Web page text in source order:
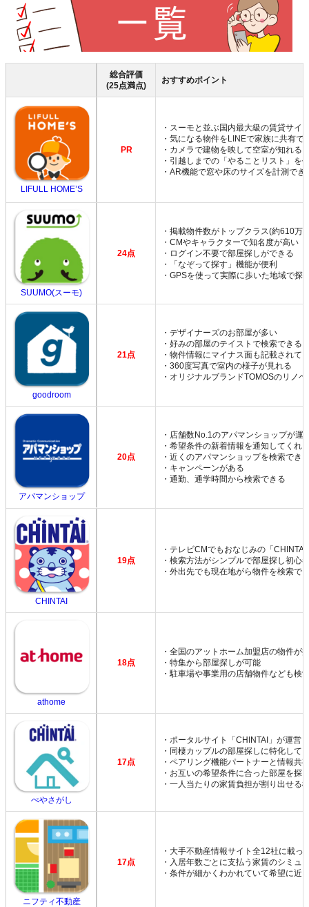
総合評価
(25点満点)
おすすめポイント
LIFULL HOME’S
PR
・スーモと並ぶ国内最大級の賃貸サイ
・気になる物件をLINEで家族に共有で
・カメラで建物を映して空室が知れる
・引越しまでの「やることリスト」を
・AR機能で窓や床のサイズを計測でき
SUUMO(スーモ)
24点
・掲載物件数がトップクラス(約610万
・CMやキャラクターで知名度が高い
・ログイン不要で部屋探しができる
・「なぞって探す」機能が便利
・GPSを使って実際に歩いた地域で探
goodroom
21点
・デザイナーズのお部屋が多い
・好みの部屋のテイストで検索できる
・物件情報にマイナス面も記載されて
・360度写真で室内の様子が見れる
・オリジナルブランドTOMOSのリノ
アパマンショップ
20点
・店舗数No.1のアパマンショップが運
・希望条件の新着情報を通知してくれ
・近くのアパマンショップを検索でき
・キャンペーンがある
・通勤、通学時間から検索できる
CHINTAI
19点
・テレビCMでもおなじみの「
・検索方法がシンプルで部屋探し初心
・外出先でも現在地がら物件を検索で
athome
18点
・全国のアットホーム加盟店の物件が
・特集から部屋探しが可能
・駐車場や事業用の店舗物件なども検
ぺやさがし
17点
・ポータルサイト「CHINTAI」が運営
・同棲カップルの部屋探しに特化して
・ペアリング機能パートナーと情報共
・お互いの希望条件に合った部屋を探
・一人当たりの家賃負担が割り出せる
ニフティ不動産
17点
・大手不動産情報サイト全12社に載っ
・入居年数ごとに支払う家賃のシミュ
・条件が細かくわかれていて希望に近